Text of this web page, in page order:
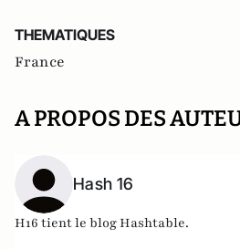
THEMATIQUES
France
A PROPOS DES
Hash 16
H16 tient le blogHashtable.